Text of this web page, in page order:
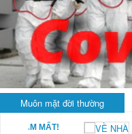
Muôn mặt đời thường
NAM MẤT!